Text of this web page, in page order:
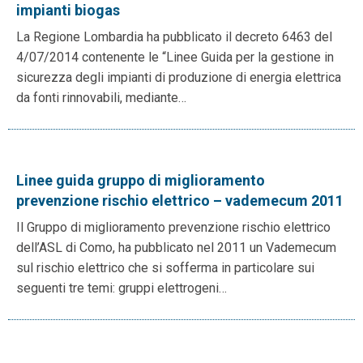
impianti biogas
La Regione Lombardia ha pubblicato il decreto 6463 del
4/07/2014 contenente le “Linee Guida per la gestione in
sicurezza degli impianti di produzione di energia elettrica
da fonti rinnovabili, mediante…
Linee guida gruppo di miglioramento
prevenzione rischio elettrico – vademecum 2011
Il Gruppo di miglioramento prevenzione rischio elettrico
dell’ASL di Como, ha pubblicato nel 2011 un Vademecum
sul rischio elettrico che si sofferma in particolare sui
seguenti tre temi: gruppi elettrogeni…